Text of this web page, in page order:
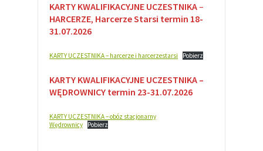
KARTY KWALIFIKACYJNE UCZESTNIKA–
HARCERZE, Harcerze Starsi termin 18-
31.07.2026
KARTY UCZESTNIKA – harcerze i harcerzestarsi Pobierz
KARTY KWALIFIKACYJNE UCZESTNIKA –
WĘDROWNICY termin 23-31.07.2026
KARTY UCZESTNIKA – obóz stacjonarny
Wędrownicy
Pobierz